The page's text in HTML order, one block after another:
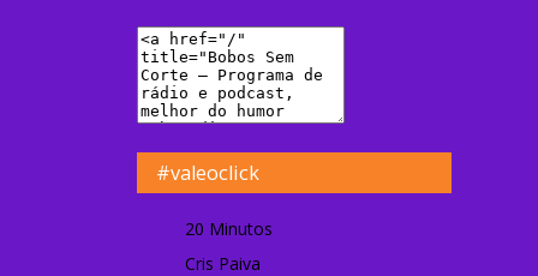
#valeoclick
20 Minutos
Cris Paiva